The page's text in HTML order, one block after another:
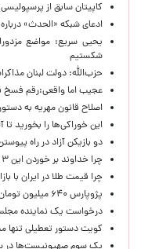
کاپیتان سابق از
ادعای شبکه «الحدث»
یحیی سریع: مواضع
شکستیم
حزب‌الله: دولت لبنان
عجیب اما واقعی:رقم فسخ قرارداد
اصلاح قانون مهریه به
این خوراکی‌ها را بخورید تا
دو بازیکن آزاد در راه
چرا خداوند بر خوردن این ۳ میوه تأکید کرده است؟!
چرا قیمت طلا در ایران با
پژوپارس ۶۴۰ میلیون تومان شد/ جدول قیمت مدل‌های مختلف خودرو
درخواست یک نماینده مجلس
کویت دستور تعطیلی تنها